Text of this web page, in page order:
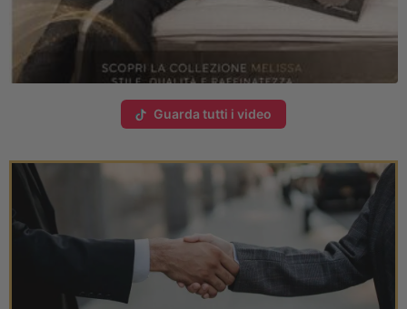
Guarda tutti i video